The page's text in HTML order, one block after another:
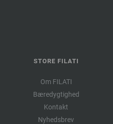
STORE FILATI
Om FILATI
Bæredygtighed
Kontakt
Nyhedsbrev